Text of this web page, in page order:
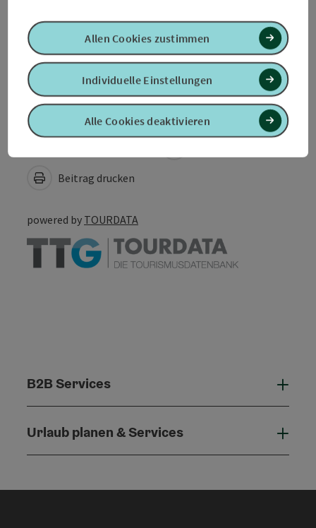
Barrierefreiheit
PDF erstellen
Beitrag drucken
powered by TOURDATA
B2B Services
Urlaub planen & Services
Alle Cookies deaktivieren
Individuelle Einstellungen
Allen Cookies zustimmen